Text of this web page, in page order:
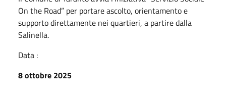
On the Road” per portare ascolto, orientamento e
supporto direttamente nei quartieri, a partire dalla
Salinella.
Data :
8 ottobre 2025